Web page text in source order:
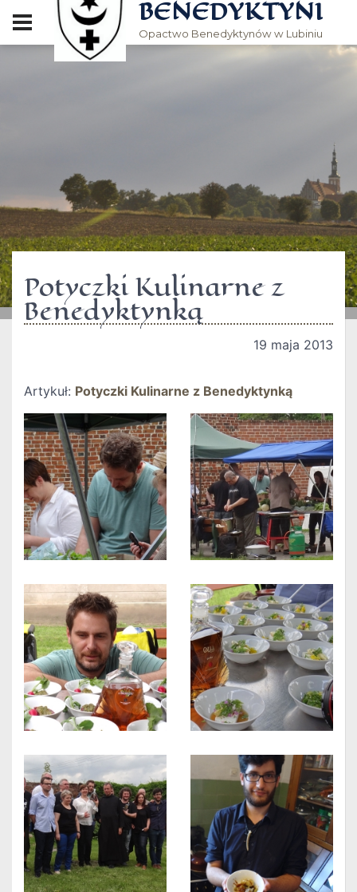
BENEDYKTYNI
Opactwo Benedyktynów w Lubiniu
Potyczki Kulinarne z
Benedyktynką
19 maja 2013
Artykuł: Potyczki Kulinarne z Benedyktynką